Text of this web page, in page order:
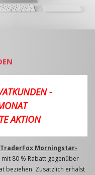
-
AKTION
TraderFox Morningstar-
80 % Rabatt gegenüber
beziehen. Zusätzlich erhälst